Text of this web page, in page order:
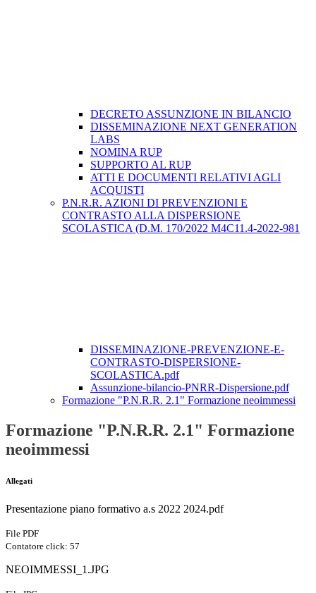
DECRETO ASSUNZIONE IN BILANCIO
DISSEMINAZIONE NEXT GENERATION
LABS
NOMINA RUP
SUPPORTO AL RUP
ATTI E DOCUMENTI RELATIVI AGLI
ACQUISTI
P.N.R.R. AZIONI DI PREVENZIONI E
CONTRASTO ALLA DISPERSIONE
SCOLASTICA (D.M. 170/2022 M4C11.4-2022-981
DISSEMINAZIONE-PREVENZIONE-E-
CONTRASTO-DISPERSIONE-
SCOLASTICA.pdf
Assunzione-bilancio-PNRR-Dispersione.pdf
Formazione "P.N.R.R. 2.1" Formazione neoimmessi
Formazione "P.N.R.R. 2.1" Formazione
neoimmessi
Allegati
Presentazione piano formativo a.s 2022 2024.pdf
File PDF
Contatore click: 57
NEOIMMESSI_1.JPG